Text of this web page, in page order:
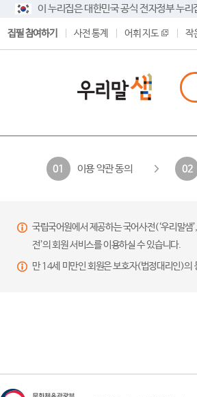
이 누리집은 대한민국 공식 전자정부 누리
집필 참여하기 사전 통계 어휘 지도 작
01 이용 약관 동의 02
국립국어원에서 제공하는 국어사전(‘우리말
전’의 회원 서비스를 이용하실 수 있습니다.
만 14세 미만인 회원은 보호자(법정대리인)의